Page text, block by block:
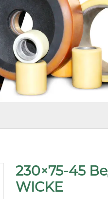
230×75-45
WICKE